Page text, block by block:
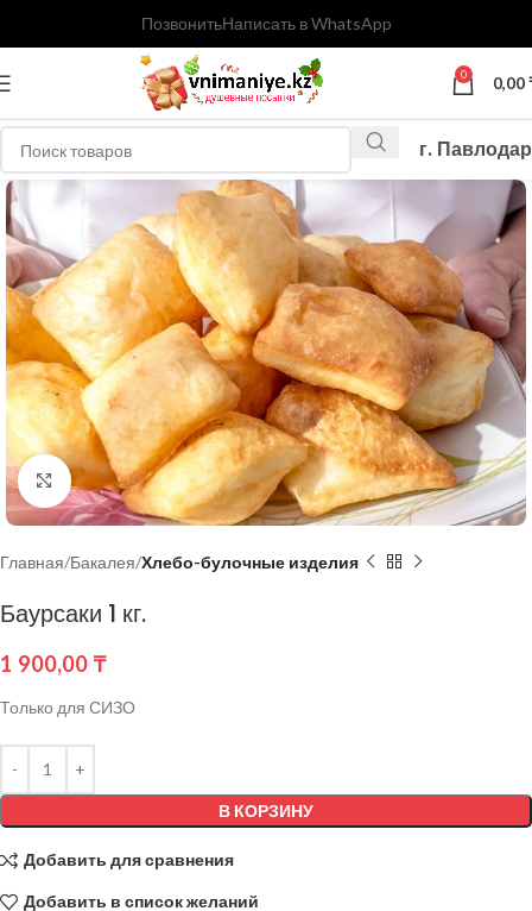
ПозвонитьНаписать в WhatsApp
0 0,00
г. Павлодар
Нажмите, чтобы увеличить
Главная Бакалея Хлебо-булочные изделия
Баурсаки 1 кг.
1 900,00 ₸
Только для СИЗО
В КОРЗИНУ
Добавить для сравнения
Добавить в список желаний